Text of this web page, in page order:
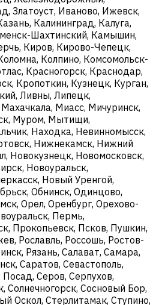
Златоуст, Иваново, Ижевск,
Калининград, Калуга,
Шахтинский, Камышин,
Киров, Кирово-Чепецк,
Колпино, Комсомольск-
Красногорск, Краснодар,
Кропоткин, Кузнецк, Курган,
Ливны, Липецк,
Миасс, Мичуринск,
Муром, Мытищи,
Находка, Невинномысск,
Нижнекамск, Нижний
Новокузнецк, Новомосковск,
Новоуральск,
Новый Уренгой,
Обнинск, Одинцово,
Орел, Оренбург, Орехово-
Пермь,
Прокопьевск, Псков, Пушкин,
Рославль, Россошь, Ростов-
Рязань, Салават, Самара,
Саратов, Севастополь,
Серов, Серпухов,
Солнечногорск, Сосновый Бор,
Оскол, Стерлитамак, Ступино,